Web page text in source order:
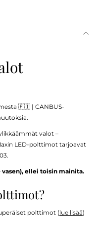
🇫🇮 | CANBUS-
valot –
LED-polttimot tarjoavat
ellei toisin mainita.
polttimot (lue lisää)